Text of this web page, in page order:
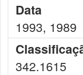
Data
1993, 1989
342.1615